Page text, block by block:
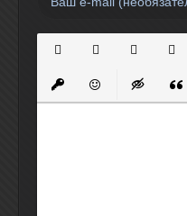
ВставитьВставитьВставка